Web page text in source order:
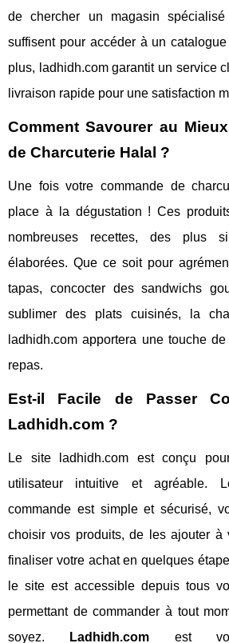
de chercher un magasin
suffisent pour accéder à un
plus, ladhidh.com garantit un service
livraison rapide pour une satisfaction
Comment Savourer au
de Charcuterie Halal ?
Une fois votre commande de
place à la dégustation ! Ces
nombreuses recettes, des plus
élaborées. Que ce soit pour
tapas, concocter des sandwichs
sublimer des plats cuisinés, la
ladhidh.com apportera une touche
repas.
Est-il Facile de Passer
Ladhidh.com ?
Le site ladhidh.com est conçu
utilisateur intuitive et agréable.
commande est simple et sécurisé,
choisir vos produits, de les ajouter à
finaliser votre achat en quelques
le site est accessible depuis tous
permettant de commander à tout
soyez.
Ladhidh.com est